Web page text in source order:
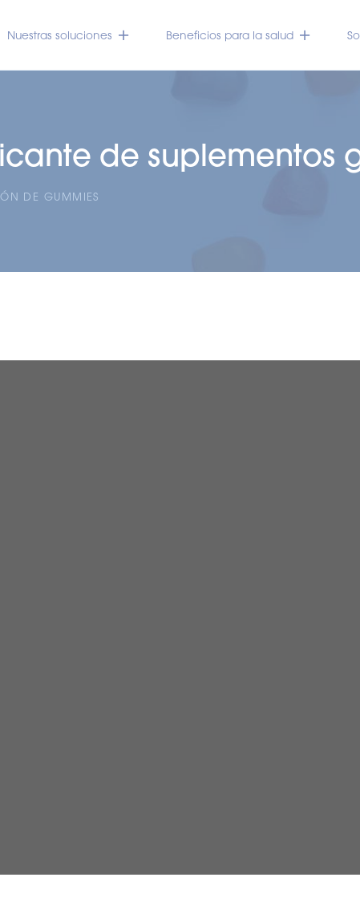
Nuestras soluciones Beneficios para la salud
de suplementos
DE GUMMIES